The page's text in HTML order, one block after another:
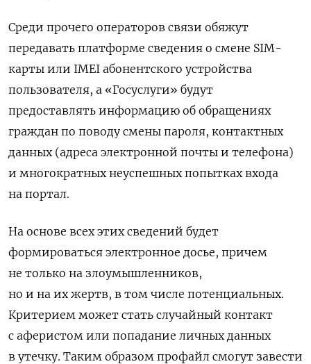
Среди прочего операторов связи обяжут
передавать платформе сведения о смене SIM-
карты или IMEI абонентского устройства
пользователя, а «Госуслуги» будут
предоставлять информацию об обращениях
граждан по поводу смены пароля, контактных
данных (адреса электронной почты и телефона)
и многократных неуспешных попытках входа
на портал.
На основе всех этих сведений будет
формироваться электронное досье, причем
не только на злоумышленников,
но и на их жертв, в том числе потенциальных.
Критерием может стать случайный контакт
с аферистом или попадание личных данных
в утечку. Таким образом профайл смогут завести